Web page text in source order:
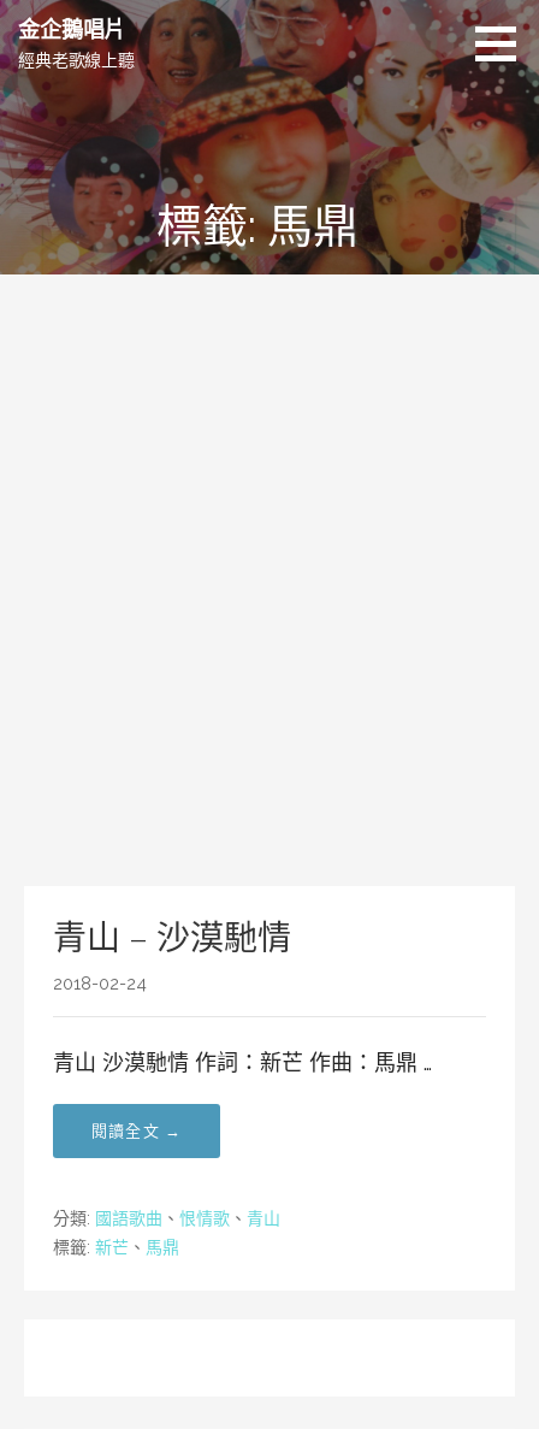
跳
至
主
要
內
容
金企鵝唱片
經典老歌線上聽
標籤: 馬鼎
青山 – 沙漠馳情
2018-02-24
青山 沙漠馳情 作詞：新芒 作曲：馬鼎 …
閱讀全文 →
分類: 國語歌曲 、 恨情歌 、 青山
標籤: 新芒 、 馬鼎